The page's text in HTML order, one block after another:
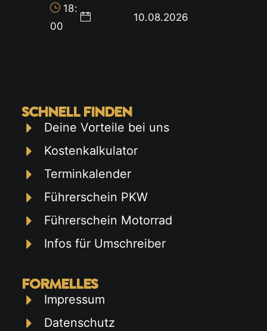
18:
00
10.08.2026
SCHNELL FINDEN
Deine Vorteile bei uns
Kostenkalkulator
Terminkalender
Führerschein PKW
Führerschein Motorrad
Infos für Umschreiber
FORMELLES
Impressum
Datenschutz